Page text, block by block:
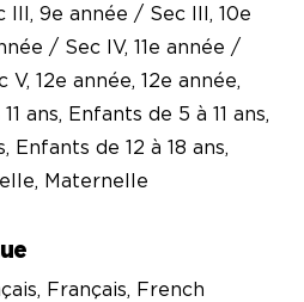
III, 9e année / Sec III, 10e
/ Sec IV, 11e année /
V, 12e année, 12e année,
ans, Enfants de 5 à 11 ans,
Enfants de 12 à 18 ans,
Maternelle
Français, French